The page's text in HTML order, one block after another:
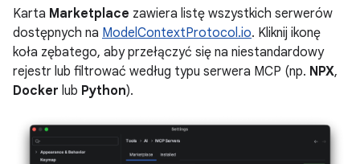
Karta Marketplace zawiera listę wszystkich serwerów
dostępnych na ModelContextProtocol.io. Kliknij ikonę
koła zębatego, aby przełączyć się na niestandardowy
rejestr lub filtrować według typu serwera MCP (np. NPX,
Docker lub Python).